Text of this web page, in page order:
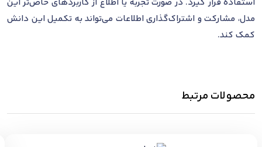
مدل، مشارکت و اشتراک‌گذاری اطلاعات می‌تواند به تکمیل این دانش
کمک کند.
محصولات مرتبط